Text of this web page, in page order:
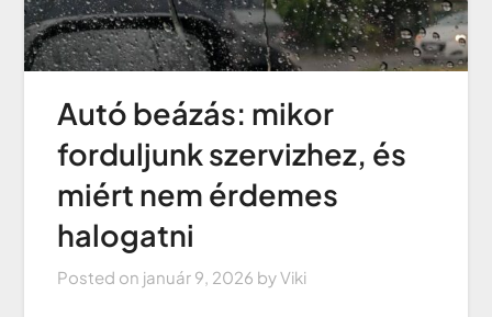
Autó beázás: mikor
forduljunk szervizhez, és
miért nem érdemes
halogatni
Posted on január 9, 2026 byViki